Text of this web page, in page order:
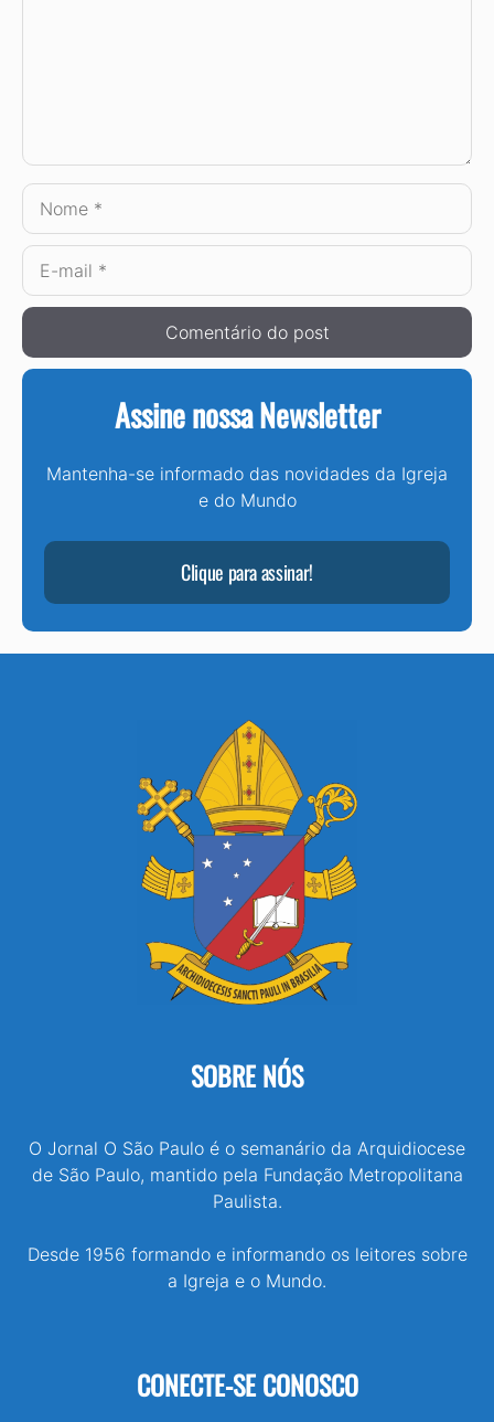
Nome
E-
mail
Assine nossa Newsletter
Mantenha-se informado das novidades da Igreja
e do Mundo
Clique para assinar!
SOBRE NÓS
O Jornal O São Paulo é o semanário da Arquidiocese
de São Paulo, mantido pela Fundação Metropolitana
Paulista.
Desde 1956 formando e informando os leitores sobre
a Igreja e o Mundo.
CONECTE-SE CONOSCO